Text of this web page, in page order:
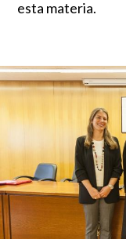
esta materia.